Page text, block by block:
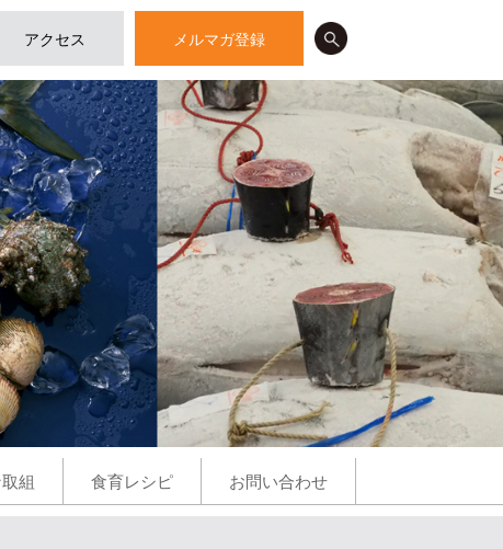
アクセス メルマガ登録
組 食育レシピ お問い合わせ